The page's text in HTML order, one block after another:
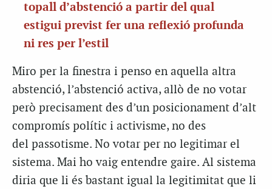
topall d’abstenció a partir del qual
estigui previst fer una reflexió profunda
ni res per l’estil
Miro per la finestra i penso en aquella altra
abstenció, l’abstenció activa, allò de no votar
però precisament des d’un posicionament d’alt
compromís polític i activisme, no des
del passotisme. No votar per no legitimar el
sistema. Mai ho vaig entendre gaire. Al sistema
diria que li és bastant igual la legitimitat que li